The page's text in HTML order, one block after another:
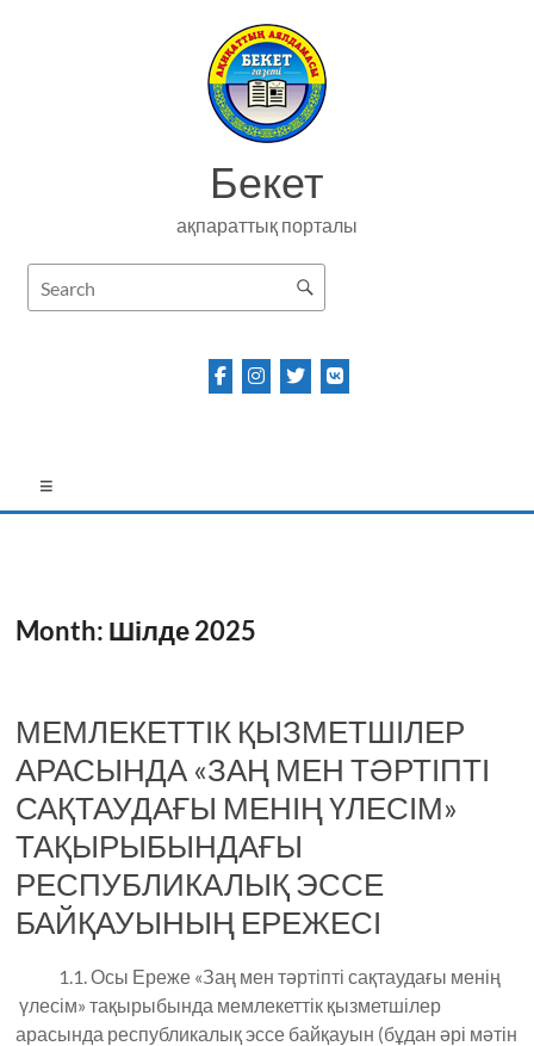
Бекет
ақпараттық порталы
Month: Шілде 2025
МЕМЛЕКЕТТІК ҚЫЗМЕТШІЛЕР
АРАСЫНДА «ЗАҢ МЕН ТӘРТІПТІ
САҚТАУДАҒЫ МЕНІҢ ҮЛЕСІМ»
ТАҚЫРЫБЫНДАҒЫ
РЕСПУБЛИКАЛЫҚ ЭССЕ
БАЙҚАУЫНЫҢ ЕРЕЖЕСІ
1.1. Осы Ереже «Заң мен тәртіпті сақтаудағы менің
үлесім» тақырыбында мемлекеттік қызметшілер
арасында республикалық эссе байқауын (бұдан әрі мәтін